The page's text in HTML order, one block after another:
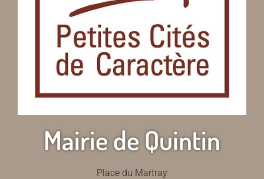
Mairie de Quintin
Place du Martray